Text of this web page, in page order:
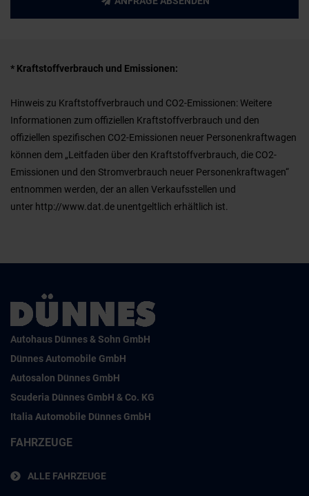
* Kraftstoffverbrauch und Emissionen:
Hinweis zu Kraftstoffverbrauch und CO2-Emissionen: Weitere
Informationen zum offiziellen Kraftstoffverbrauch und den
offiziellen spezifischen CO2-Emissionen neuer Personenkraftwagen
können dem „Leitfaden über den Kraftstoffverbrauch, die CO2-
Emissionen und den Stromverbrauch neuer Personenkraftwagen“
entnommen werden, der an allen Verkaufsstellen und
unter http://www.dat.de unentgeltlich erhältlich ist.
Autohaus Dünnes & Sohn GmbH
Dünnes Automobile GmbH
Autosalon Dünnes GmbH
Scuderia Dünnes GmbH & Co. KG
Italia Automobile Dünnes GmbH
FAHRZEUGE
ALLE FAHRZEUGE